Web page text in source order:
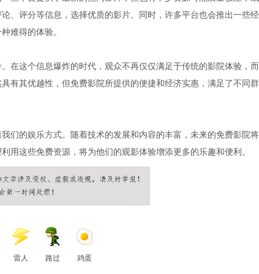
、评分等信息，选择优质的影片。同时，许多平台也会推出一些
难得的体验。
在这个信息爆炸的时代，观众不再仅仅满足于传统的影院体验，
有其优越性，但免费影院所提供的便捷和经济实惠，满足了不同
们的娱乐方式。随着技术的发展和内容的丰富，未来的免费影院
用这些免费资源，将为他们的观影体验增添更多的乐趣和便利。
雷人 路过 鸡蛋